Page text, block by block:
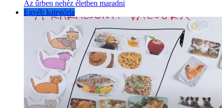
Az űrben nehéz életben maradni
Egyéb kategória